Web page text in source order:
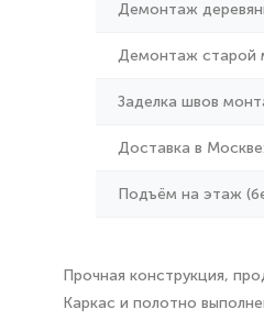
Демонтаж
Демонтаж старой
Заделка швов
Доставка в Москве:
Подъём на этаж
Прочная конструкция,
Каркас и полотно